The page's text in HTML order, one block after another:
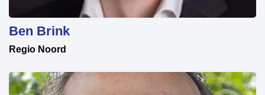
Ben Brink
Regio Noord